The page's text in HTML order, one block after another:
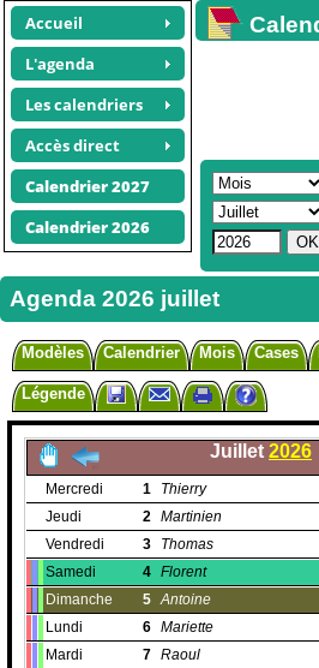
Accueil
L'agenda
Les calendriers
Accès direct
Calendrier 2027
Calendrier 2026
Agenda 2026 juillet
Modèles Calendrier Mois Cases
Légende
Juillet 2026
Mercredi 1
Thierry
Jeudi
2 Martinien
Vendredi
3
Thomas
Samedi
4 Florent
Dimanche
5 Antoine
Lundi
6 Mariette
Mardi
7 Raoul